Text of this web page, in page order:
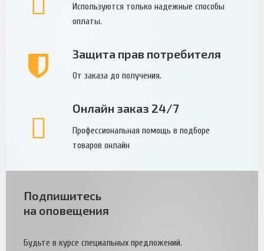
Используются только надежные способы
оплаты.
Защита прав потребителя
От заказа до получения.
Онлайн заказ 24/7
Профессиональная помощь в подборе
товаров онлайн
Подпишитесь
на оповещения
Будьте в курсе специальных предложений.